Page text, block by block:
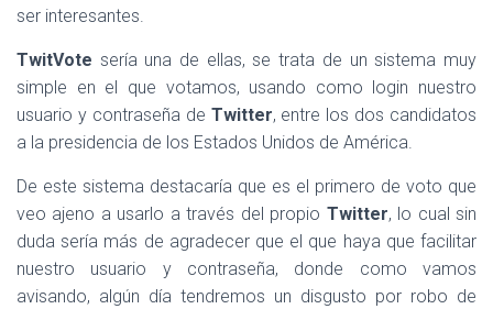
ser interesantes.
TwitVote sería una de ellas, se trata de un sistema muy
simple en el que votamos, usando como login nuestro
usuario y contraseña de Twitter, entre los dos candidatos
a la presidencia de los Estados Unidos de América.
De este sistema destacaría que es el primero de voto que
veo ajeno a usarlo a través del propio Twitter, lo cual sin
duda sería más de agradecer que el que haya que facilitar
nuestro usuario y contraseña, donde como vamos
avisando, algún día tendremos un disgusto por robo de